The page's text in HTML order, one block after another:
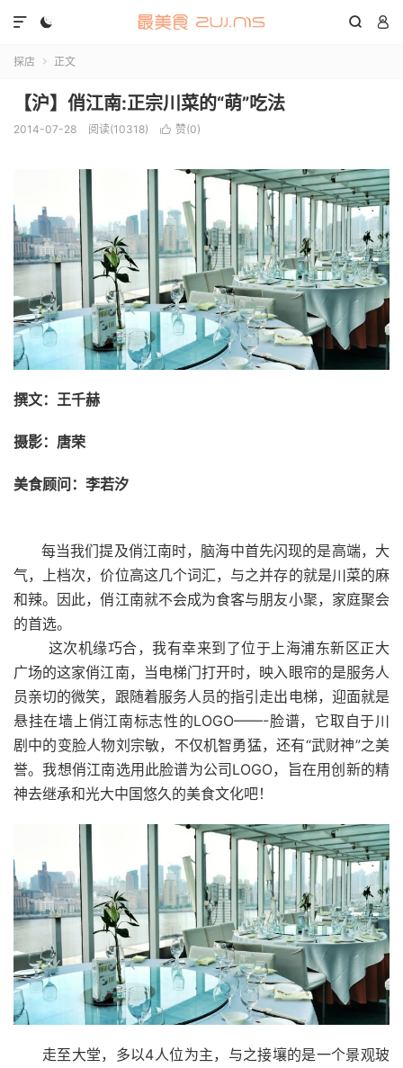
  

探店  正文
【沪】俏江南:正宗川菜的“萌”吃法
2014-07-28 阅读(10318)  赞(0)
撰文：王千赫
摄影：唐荣
美食顾问：李若汐
每当我们提及俏江南时，脑海中首先闪现的是高端，大
气，上档次，价位高这几个词汇，与之并存的就是川菜的麻
和辣。因此，俏江南就不会成为食客与朋友小聚，家庭聚会
的首选。
这次机缘巧合，我有幸来到了位于上海浦东新区正大
广场的这家俏江南，当电梯门打开时，映入眼帘的是服务人
员亲切的微笑，跟随着服务人员的指引走出电梯，迎面就是
悬挂在墙上俏江南标志性的LOGO——-脸谱，它取自于川
剧中的变脸人物刘宗敏，不仅机智勇猛，还有“武财神”之美
誉。我想俏江南选用此脸谱为公司LOGO，旨在用创新的精
神去继承和光大中国悠久的美食文化吧！
走至大堂，多以4人位为主，与之接壤的是一个景观玻